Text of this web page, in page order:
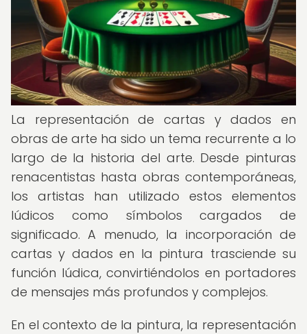
La representación de cartas y dados en
obras de arte ha sido un tema recurrente a lo
largo de la historia del arte. Desde pinturas
renacentistas hasta obras contemporáneas,
los artistas han utilizado estos elementos
lúdicos como símbolos cargados de
significado. A menudo, la incorporación de
cartas y dados en la pintura trasciende su
función lúdica, convirtiéndolos en portadores
de mensajes más profundos y complejos.
En el contexto de la pintura, la representación